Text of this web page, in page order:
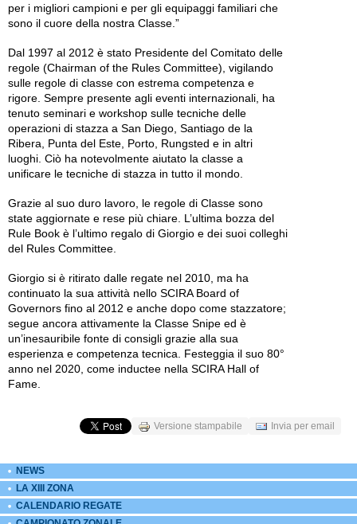
per i migliori campioni e per gli equipaggi familiari che
sono il cuore della nostra Classe.”
Dal 1997 al 2012 è stato Presidente del Comitato delle
regole (Chairman of the Rules Committee), vigilando
sulle regole di classe con estrema competenza e
rigore. Sempre presente agli eventi internazionali, ha
tenuto seminari e workshop sulle tecniche delle
operazioni di stazza a San Diego, Santiago de la
Ribera, Punta del Este, Porto, Rungsted e in altri
luoghi. Ciò ha notevolmente aiutato la classe a
unificare le tecniche di stazza in tutto il mondo.
Grazie al suo duro lavoro, le regole di Classe sono
state aggiornate e rese più chiare. L’ultima bozza del
Rule Book è l’ultimo regalo di Giorgio e dei suoi colleghi
del Rules Committee.
Giorgio si è ritirato dalle regate nel 2010, ma ha
continuato la sua attività nello SCIRA Board of
Governors fino al 2012 e anche dopo come stazzatore;
segue ancora attivamente la Classe Snipe ed è
un’inesauribile fonte di consigli grazie alla sua
esperienza e competenza tecnica. Festeggia il suo 80°
anno nel 2020, come inductee nella SCIRA Hall of
Fame.
Versione stampabile Invia per email
NEWS
LA XIII ZONA
CALENDARIO REGATE